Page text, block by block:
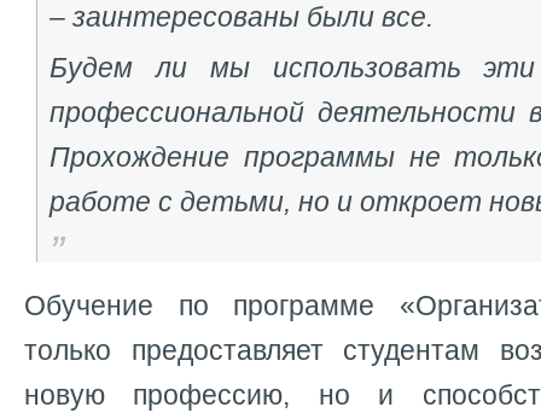
– заинтересованы были все.
Будем ли мы использовать
профессиональной деятельности
Прохождение программы не
работе с детьми, но и откроет
Обучение по программе
только предоставляет студентам
новую профессию, но и